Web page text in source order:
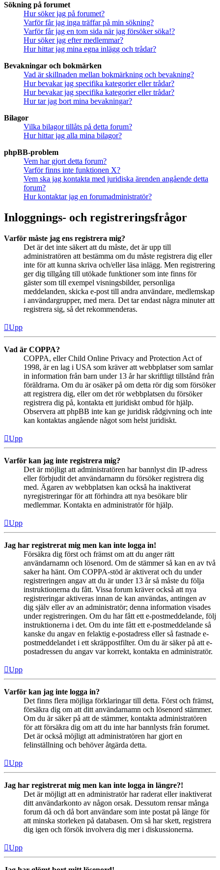
Sökning på forumet
Hur söker jag på forumet?
Varför får jag inga träffar på min sökning?
Varför får jag en tom sida när jag försöker söka!?
Hur söker jag efter medlemmar?
Hur hittar jag mina egna inlägg och trådar?
Bevakningar och bokmärken
Vad är skillnaden mellan bokmärkning och bevakning?
Hur bevakar jag specifika kategorier eller trådar?
Hur bevakar jag specifika kategorier eller trådar?
Hur tar jag bort mina bevakningar?
Bilagor
Vilka bilagor tillåts på detta forum?
Hur hittar jag alla mina bilagor?
phpBB-problem
Vem har gjort detta forum?
Varför finns inte funktionen X?
Vem ska jag kontakta med juridiska ärenden angående detta
forum?
Hur kontaktar jag en forumadministratör?
Inloggnings- och registreringsfrågor
Varför måste jag ens registrera mig?
Det är det inte säkert att du måste, det är upp till
administratören att bestämma om du måste registrera dig eller
inte för att kunna skriva och/eller läsa inlägg. Men registrering
ger dig tillgång till utökade funktioner som inte finns för
gäster som till exempel visningsbilder, personliga
meddelanden, skicka e-post till andra användare, medlemskap
i användargrupper, med mera. Det tar endast några minuter att
registrera sig, så det rekommenderas.
Upp
Vad är COPPA?
COPPA, eller Child Online Privacy and Protection Act of
1998, är en lag i USA som kräver att webbplatser som samlar
in information från barn under 13 år har skriftligt tillstånd från
föräldrarna. Om du är osäker på om detta rör dig som försöker
att registrera dig, eller om det rör webbplatsen du försöker
registrera dig på, kontakta ett juridiskt ombud för hjälp.
Observera att phpBB inte kan ge juridisk rådgivning och inte
kan kontaktas angående något som helst juridiskt.
Upp
Varför kan jag inte registrera mig?
Det är möjligt att administratören har bannlyst din IP-adress
eller förbjudit det användarnamn du försöker registrera dig
med. Ägaren av webbplatsen kan också ha inaktiverat
nyregistreringar för att förhindra att nya besökare blir
medlemmar. Kontakta en administratör för hjälp.
Upp
Jag har registrerat mig men kan inte logga in!
Försäkra dig först och främst om att du anger rätt
användarnamn och lösenord. Om de stämmer så kan en av två
saker ha hänt. Om COPPA-stöd är aktiverat och du under
registreringen angav att du är under 13 år så måste du följa
instruktionerna du fått. Vissa forum kräver också att nya
registreringar aktiveras innan de kan användas, antingen av
dig själv eller av an administratör; denna information visades
under registreringen. Om du har fått ett e-postmeddelande, följ
instruktionerna i det. Om du inte fått ett e-postmeddelande så
kanske du angav en felaktig e-postadress eller så fastnade e-
postmeddelandet i ett skräppostfilter. Om du är säker på att e-
postadressen du angav var korrekt, kontakta en administratör.
Upp
Varför kan jag inte logga in?
Det finns flera möjliga förklaringar till detta. Först och främst,
försäkra dig om att ditt användarnamn och lösenord stämmer.
Om du är säker på att de stämmer, kontakta administratören
för att försäkra dig om att du inte har bannlysts från forumet.
Det är också möjligt att administratören har gjort en
felinställning och behöver åtgärda detta.
Upp
Jag har registrerat mig men kan inte logga in längre?!
Det är möjligt att en administratör har raderat eller inaktiverat
ditt användarkonto av någon orsak. Dessutom rensar många
forum då och då bort användare som inte postat på länge för
att minska storleken på databasen. Om så har skett, registrera
dig igen och försök involvera dig mer i diskussionerna.
Upp